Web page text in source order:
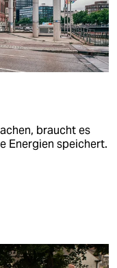
braucht es
Energien speichert.